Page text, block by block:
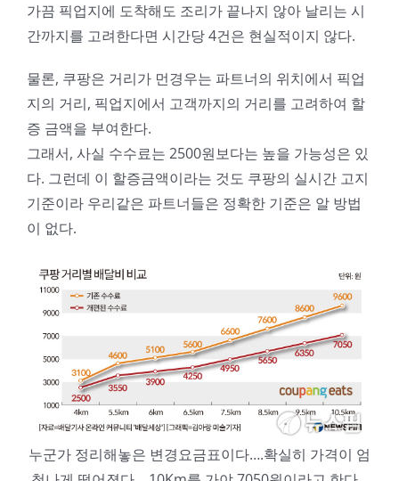
가끔 픽업지에 도착해도 조리가 끝나지 않아 날리는 시
간까지를 고려한다면 시간당 4건은 현실적이지 않다.
물론, 쿠팡은 거리가 먼경우는 파트너의 위치에서 픽업
지의 거리, 픽업지에서 고객까지의 거리를 고려하여 할
증 금액을 부여한다.
그래서, 사실 수수료는 2500원보다는 높을 가능성은 있
다. 그런데 이 할증금액이라는 것도 쿠팡의 실시간 고지
기준이라 우리같은 파트너들은 정확한 기준은 알 방법
이 없다.
누군가 정리해놓은 변경요금표이다….확실히 가격이 엄